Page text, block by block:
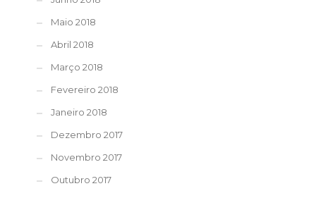
Maio 2018
Abril 2018
Março 2018
Fevereiro 2018
Janeiro 2018
Dezembro 2017
Novembro 2017
Outubro 2017